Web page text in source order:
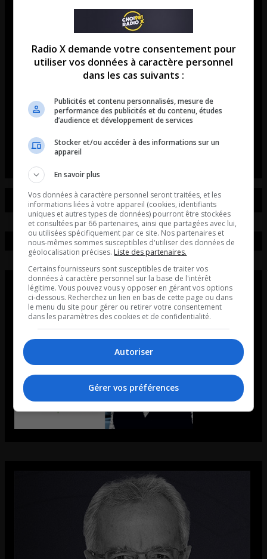
L’intelligence artificielle change maintenant notre
façon de faire des recherches sur Google Grâce à
Gemini, nos Google Docs peuvent maintenant
devenir beaucoup plus visuels Une application
québécoise simplifie les dépenses de groupe sans
transformer une seule personne en comptable
officielle. Le nouveau mode Course de Spotify
adapte vos chansons à votre entraînement. De
fausses mises à […]
Radio X demande votre consentement pour
utiliser vos données à caractère personnel
dans les cas suivants :
Publicités et contenu personnalisés, mesure de
performance des publicités et du contenu, études
d’audience et développement de services
Stocker et/ou accéder à des informations sur un
appareil
En savoir plus
Vos données à caractère personnel seront traitées, et les
informations liées à votre appareil (cookies, identifiants
uniques et autres types de données) pourront être stockées
et consultées par 66 partenaires, ainsi que partagées avec lui,
ou utilisées spécifiquement par ce site. Nos partenaires et
nous-mêmes sommes susceptibles d'utiliser des données de
géolocalisation précises. Liste des partenaires.
Certains fournisseurs sont susceptibles de traiter vos
données à caractère personnel sur la base de l'intérêt
légitime. Vous pouvez vous y opposer en gérant vos options
ci-dessous. Recherchez un lien en bas de cette page ou dans
le menu du site pour gérer ou retirer votre consentement
dans les paramètres des cookies et de confidentialité.
Autoriser
Gérer vos préférences